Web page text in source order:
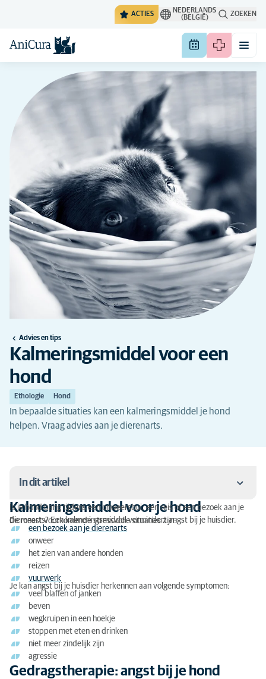
ACTIES
NEDERLANDS
(BELGIË)
ZOEKEN
Advies en tips
Kalmeringsmiddel voor een
hond
Ethologie Hond
In bepaalde situaties kan een kalmeringsmiddel je hond
helpen. Vraag advies aan je dierenarts.
In dit artikel
Kalmeringsmiddel voor je hond
Gedragstherapie: angst bij je hond voorkomen
Niet elke hond mag een kalmeringsmiddel krijgen
Welke kalmeringsmiddelen bestaan er?
Wat kost een kalmeringsmiddel voor mijn hond of
kat?
Kalmeringsmiddel voor je hond
Is je hond bang tijdens een onweersbui, een reis of een bezoek aan je
dierenarts? Een kalmeringsmiddel vermindert angst bij je huisdier.
De meest voorkomende stressvolle situaties zijn:
een bezoek aan je dierenarts
onweer
het zien van andere honden
reizen
vuurwerk
Je kan angst bij je huisdier herkennen aan volgende symptomen:
veel blaffen of janken
beven
wegkruipen in een hoekje
stoppen met eten en drinken
niet meer zindelijk zijn
agressie
Gedragstherapie: angst bij je hond